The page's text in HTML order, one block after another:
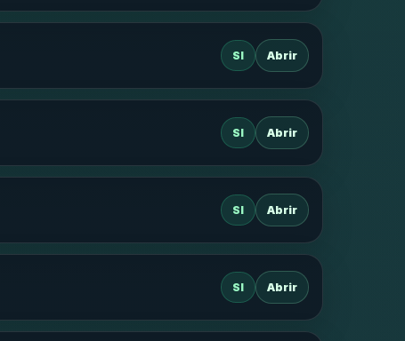
SI Abrir
SI Abrir
SI Abrir
SI Abrir